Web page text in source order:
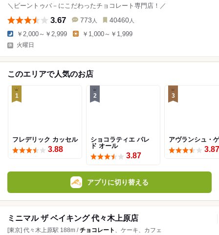
＼ビーントゥバ－にこだわったチョコレート専門店！／
3.67 773 人 40460 人
￥2,000～￥2,999 ￥1,000～￥1,999
火曜日
このエリアで人気のお店
1
フレデリック カッセル
3.88
2
ショコラティエ パレ
ド オール
3.87
3
アヴランシュ・
3.87
アプリに切り替える
ミニマル ザ ベイキング 代々木上原店
[東京] 代々木上原駅 188m /チョコレート 、ケーキ、カフェ